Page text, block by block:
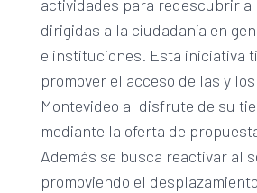
actividades para redescubrir a
dirigidas a la ciudadanía en
e instituciones. Esta iniciativa
promover el acceso de las y
Montevideo al disfrute de su
mediante la oferta de
Además se busca reactivar al
promoviendo el